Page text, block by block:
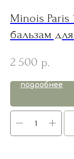
Minois
бальзам
2 500 р.
подробнее